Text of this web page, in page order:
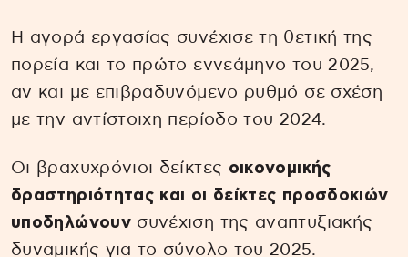
Η αγορά εργασίας συνέχισε τη θετική της
πορεία και το πρώτο εννεάμηνο του 2025,
αν και με επιβραδυνόμενο ρυθμό σε σχέση
με την αντίστοιχη περίοδο του 2024.
Οι βραχυχρόνιοι δείκτες οικονομικής
δραστηριότητας και οι δείκτες προσδοκιών
υποδηλώνουνσυνέχιση της αναπτυξιακής
δυναμικής για το σύνολο του 2025.